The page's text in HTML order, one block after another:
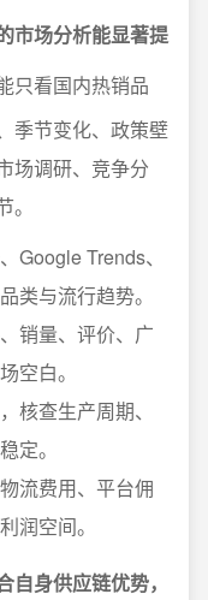
市场分析能显著提
只看国内热销品
季节变化、政策壁
场调研、竞争分
Google Trends、
类与流行趋势。
销量、评价、广
空白。
核查生产周期、
定。
流费用、平台佣
润空间。
身供应链优势，